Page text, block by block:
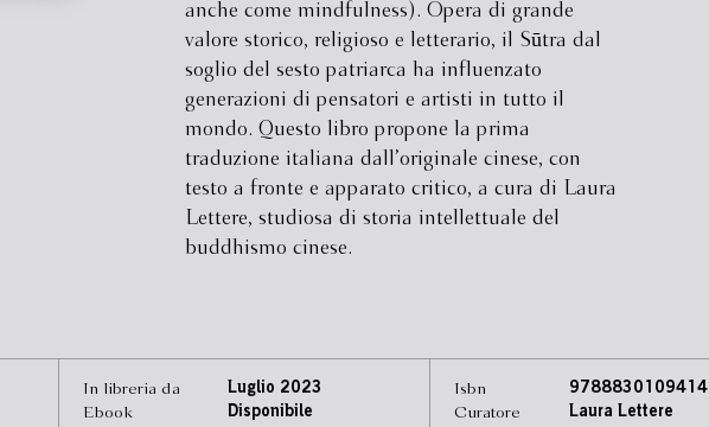
anche come mindfulness). Opera di grande
valore storico, religioso e letterario, il Sūtra dal
soglio del sesto patriarca ha influenzato
generazioni di pensatori e artisti in tutto il
mondo. Questo libro propone la prima
traduzione italiana dall’originale cinese, con
testo a fronte e apparato critico, a cura di Laura
Lettere, studiosa di storia intellettuale del
buddhismo cinese.
In libreria da
Ebook
Luglio 2023
Disponibile
Isbn
Curatore
9788830109414
Laura Lettere